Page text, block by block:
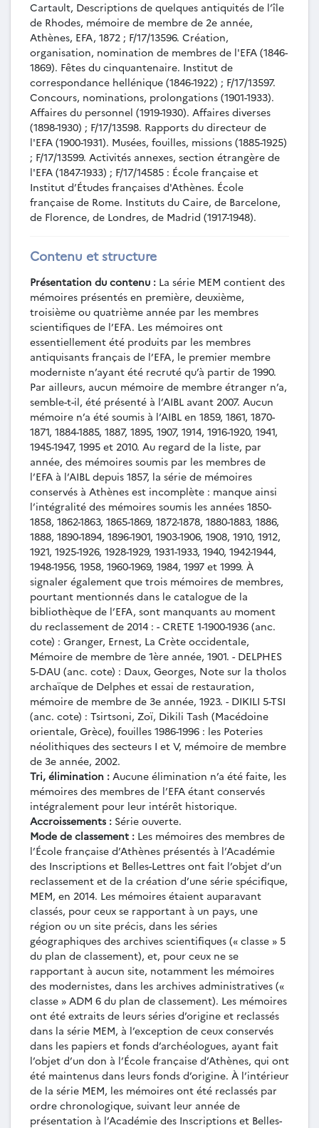
inscriptions, deux sites de la campagne attique,
mémoire de membre de 3e année, Athènes, EFA,
[1973].
MEM-033 - Jean-Michel Spieser, Les
remparts de Thessalonique, mémoire de membre
de 2e année, Athènes, EFA, 1973.
MEM-034 - Pierre Aupert, L’arc de triomphe
du stade de Delphes, mémoire de membre de 3e
année, Athènes, EFA, 1973.
MEM-035 - Jean-Michel Spieser, Les
mosaïques de Saint-Georges de Thessalonique,
mémoire de membre de 3e année, Athènes, EFA,
1974.
MEM-036 - Michel Debidour, Un trésor de
mémoire de membre de 2e année, Athènes, EFA,
MEM-037 - Mary Anne Zagdoun, Les reliefs
de Delphes, mémoire de membre de 3e année,
Athènes, EFA, 1975.
MEM-038 - Michel Debidour, Anses
d’amphores et tuiles timbrées de Thasos (1970-
1975), mémoire de membre de 3e année, Athènes,
EFA, [1976].
MEM-039 - Mary Anne Zagdoun, Bagues de
l’Antre corycien, mémoire de membre de 4e
année, Athènes, EFA, [1976].
MEM-040 - Denis Feissel, Inscriptions
paléochrétiennes grecques et latines de
Macédoine, mémoire de membre de 3e année,
Athènes, EFA, 1977.
MEM-041 - Jean-Paul Thalmann, Céramique
trouvée à Amathonte, mémoire de membre de 3e
année, Athènes, EFA, 1977.
MEM-042 - Denis Feissel, Recherches sur les
inscriptions paléochrétiennes de Macédoine : les
formules funéraires, les noms de personnes,
mémoire de membre de 3e année, Athènes, EFA,
1978.
MEM-043 - Marie-Christine Hellmann, Le
monument aux hexagones : questions
d’architecture cycladique, mémoire de membre
de 3e année, Athènes, EFA, 1978.
MEM-044 - Michel Sève, Un décret de
consolation à Cyzique, mémoire de membre de
2e année, Athènes, EFA, 1978.
MEM-045 - Antoine Hermary, Sculptures
d’Amathonte, mémoire de membre de 3e année,
Athènes, EFA, 1979.
MEM-046 - Michel Sève, Voyageurs et
artistes à Argos XVIe-XIXe siècles, mémoire de
membre de 3e année, Athènes, EFA, 1979.
MEM-047 - Antoine Hermary, Catalogue
des sculptures classiques de Délos, mémoire de
membre de 3e année, Athènes, EFA, 1980.
MEM-048 - Anne Jacquemin, Le pilier des
Messéniens : étude d’un monument votif
delphien, mémoire de membre de 3e année,
Athènes, EFA, 1980.
MEM-049 - Arthur Muller, Pausanias à
Mégare, mémoire de membre de 2e année,
Athènes, EFA, 1980.
MEM-050 - Jacques Des Courtils, Moulures
architecturales du musée de Thasos, mémoire de
membre de 3e année, Athènes, EFA, [1981].
MEM-051 - Jean-Yves Empereur, Corpus des
inscriptions de Delphes : décrets de la cité de
Delphes, IVe siècle, 1ère livraison (n° 1 à 85),
mémoire de membre de 3e année, Athènes, EFA,
1981.
MEM-052 - Anne Jacquemin, Le pilier de
Cartault, Descriptions de quelques antiquités de l’île
de Rhodes, mémoire de membre de 2e année,
Athènes, EFA, 1872 ; F/17/13596. Création,
organisation, nomination de membres de l'EFA (1846-
1869). Fêtes du cinquantenaire. Institut de
correspondance hellénique (1846-1922) ; F/17/13597.
Concours, nominations, prolongations (1901-1933).
Affaires du personnel (1919-1930). Affaires diverses
(1898-1930) ; F/17/13598. Rapports du directeur de
l'EFA (1900-1931). Musées, fouilles, missions (1885-1925)
; F/17/13599. Activités annexes, section étrangère de
l'EFA (1847-1933) ; F/17/14585 : École française et
Institut d’Études françaises d'Athènes. École
française de Rome. Instituts du Caire, de Barcelone,
de Florence, de Londres, de Madrid (1917-1948).
Contenu et structure
Présentation du contenu : La série MEM contient des
mémoires présentés en première, deuxième,
troisième ou quatrième année par les membres
scientifiques de l’EFA. Les mémoires ont
essentiellement été produits par les membres
antiquisants français de l’EFA, le premier membre
moderniste n’ayant été recruté qu’à partir de 1990.
Par ailleurs, aucun mémoire de membre étranger n’a,
semble-t-il, été présenté à l’AIBL avant 2007. Aucun
mémoire n’a été soumis à l’AIBL en 1859, 1861, 1870-
1871, 1884-1885, 1887, 1895, 1907, 1914, 1916-1920, 1941,
1945-1947, 1995 et 2010. Au regard de la liste, par
année, des mémoires soumis par les membres de
l’EFA à l’AIBL depuis 1857, la série de mémoires
conservés à Athènes est incomplète : manque ainsi
l’intégralité des mémoires soumis les années 1850-
1858, 1862-1863, 1865-1869, 1872-1878, 1880-1883, 1886,
1888, 1890-1894, 1896-1901, 1903-1906, 1908, 1910, 1912,
1921, 1925-1926, 1928-1929, 1931-1933, 1940, 1942-1944,
1948-1956, 1958, 1960-1969, 1984, 1997 et 1999. À
signaler également que trois mémoires de membres,
pourtant mentionnés dans le catalogue de la
bibliothèque de l’EFA, sont manquants au moment
du reclassement de 2014 : - CRETE 1-1900-1936 (anc.
cote) : Granger, Ernest, La Crète occidentale,
Mémoire de membre de 1ère année, 1901. - DELPHES
5-DAU (anc. cote) : Daux, Georges, Note sur la tholos
archaïque de Delphes et essai de restauration,
mémoire de membre de 3e année, 1923. - DIKILI 5-TSI
(anc. cote) : Tsirtsoni, Zoï, Dikili Tash (Macédoine
orientale, Grèce), fouilles 1986-1996 : les Poteries
néolithiques des secteurs I et V, mémoire de membre
de 3e année, 2002.
Tri, élimination : Aucune élimination n’a été faite, les
mémoires des membres de l’EFA étant conservés
intégralement pour leur intérêt historique.
Accroissements : Série ouverte.
Mode de classement : Les mémoires des membres de
l’École française d’Athènes présentés à l’Académie
des Inscriptions et Belles-Lettres ont fait l’objet d’un
reclassement et de la création d’une série spécifique,
MEM, en 2014. Les mémoires étaient auparavant
classés, pour ceux se rapportant à un pays, une
région ou un site précis, dans les séries
géographiques des archives scientifiques (« classe » 5
du plan de classement), et, pour ceux ne se
rapportant à aucun site, notamment les mémoires
des modernistes, dans les archives administratives («
classe » ADM 6 du plan de classement). Les mémoires
ont été extraits de leurs séries d’origine et reclassés
dans la série MEM, à l’exception de ceux conservés
dans les papiers et fonds d’archéologues, ayant fait
l’objet d’un don à l’École française d’Athènes, qui ont
été maintenus dans leurs fonds d’origine. À l’intérieur
de la série MEM, les mémoires ont été reclassés par
ordre chronologique, suivant leur année de
présentation à l’Académie des Inscriptions et Belles-